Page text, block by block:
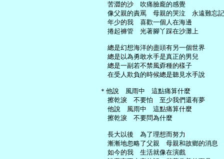
     苦澀的沙　吹痛臉龐的感覺
     像父親的責罵　母親的哭泣　永遠難忘記
     年少的我　喜歡一個人在海邊
     捲起褲管　光著腳丫踩在沙灘上
     總是幻想海洋的盡頭有另一個世界
     總是以為勇敢水手是真正的男兒
     總是一副若不禁風孬種的樣子
     在受人欺負的時候總是聽見水手說
   ＊他說　風雨中　這點痛算什麼
     擦乾淚　不要怕　至少我們還有夢
     他說　風雨中　這點痛算什麼
     擦乾淚　不要問為什麼
     長大以後　為了理想而努力
     漸漸地忽略了父親　母親和故鄉的消息
     如今的我　生活就像在演戲